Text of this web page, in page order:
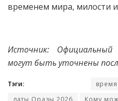
временем мира, милости
Источник:
могут быть уточнены
Тэги: